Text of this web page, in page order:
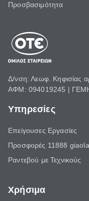
Προσβασιμότητα
Δ/νση: Λεωφ. Κηφισίας
ΑΦΜ: 094019245 |
Υπηρεσίες
Επείγουσες Εργασίες
Προσφορές 11888 giaola
Ραντεβού με Τεχνικούς
Χρήσιμα